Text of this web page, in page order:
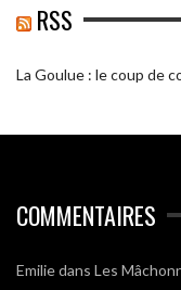
RSS
La Goulue : le coup de
COMMENTAIRES
Emiliedans Les